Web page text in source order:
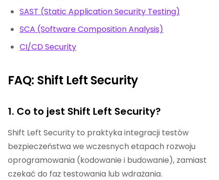
SAST (Static Application Security Testing)
SCA (Software Composition Analysis)
CI/CD Security
FAQ: Shift Left Security
1. Co to jest Shift Left Security?
Shift Left Security to praktyka integracji testów
bezpieczeństwa we wczesnych etapach rozwoju
oprogramowania (kodowanie i budowanie), zamiast
czekać do faz testowania lub wdrażania.